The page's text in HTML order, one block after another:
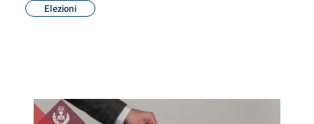
Elezioni